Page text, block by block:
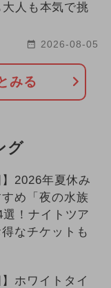
人も本気で挑
2026-08-05
みる
グ
】2026年夏休み
め「夜の水族
！ナイトツア
なチケットも
】ホワイトタイ